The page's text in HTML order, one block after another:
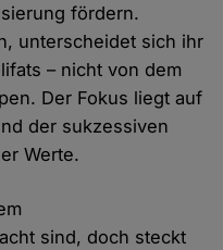
fördern.
unterscheidet sich ihr
– nicht von dem
Der Fokus liegt auf
der sukzessiven
Werte.
sind, doch steckt